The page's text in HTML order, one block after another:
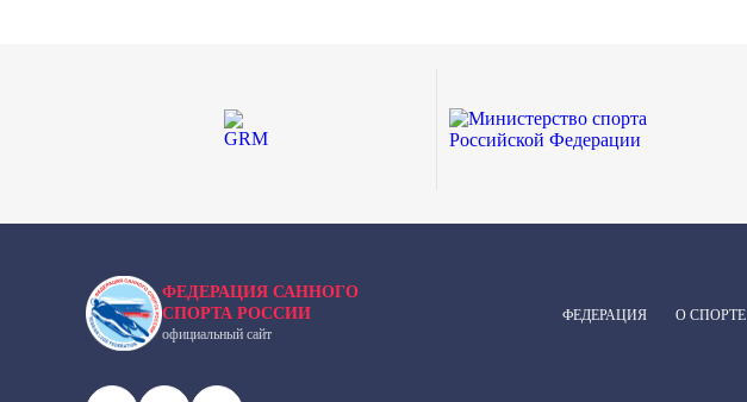
ФЕДЕРАЦИЯ САННОГО
СПОРТА РОССИИ
официальный сайт
ФЕДЕРАЦИЯ О СПОРТЕ